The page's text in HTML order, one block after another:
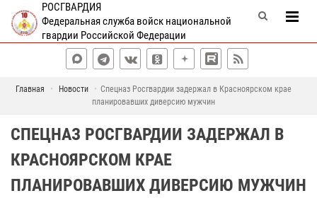
РОСГВАРДИЯ
Федеральная служба войск национальной
гвардии Российской Федерации
Главная Новости
Спецназ Росгвардии задержал в Красноярском крае
планировавших диверсию мужчин
СПЕЦНАЗ РОСГВАРДИИ ЗАДЕРЖАЛ В
КРАСНОЯРСКОМ КРАЕ
ПЛАНИРОВАВШИХ ДИВЕРСИЮ МУЖЧИН